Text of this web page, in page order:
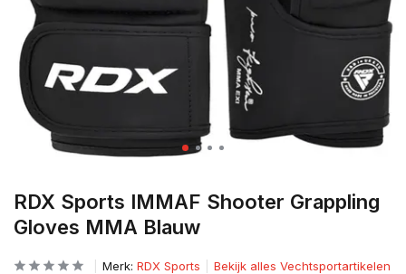
RDX Sports IMMAF Shooter Grappling
Gloves MMA Blauw
Merk: RDX Sports Bekijk alles Vechtsportartikelen